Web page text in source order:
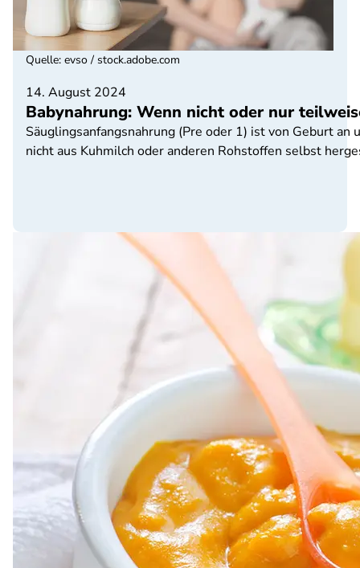
14. August 2024
Babynahrung: Wenn nicht oder nur
Säuglingsanfangsnahrung (Pre oder 1) ist von Geburt
nicht aus Kuhmilch oder anderen Rohstoffen selbst
Quelle: evso / stock.adobe.com